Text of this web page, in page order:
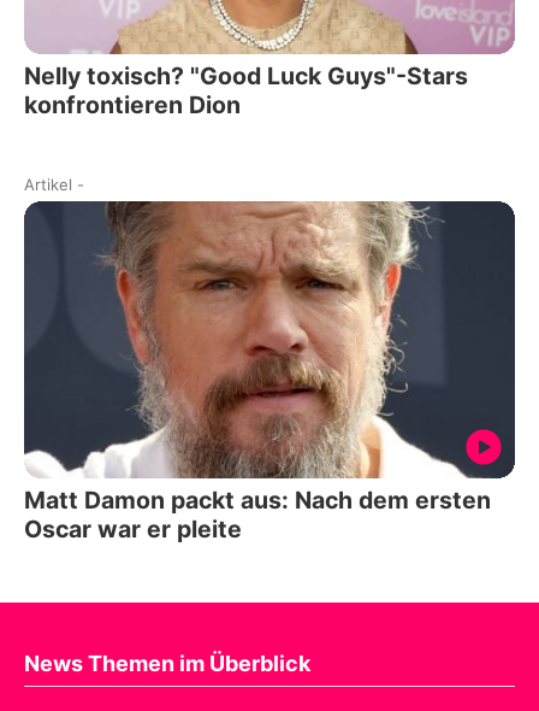
Nelly toxisch? "Good Luck Guys"-Stars
konfrontieren Dion
Artikel -
Matt Damon packt aus: Nach dem ersten
Oscar war er pleite
News Themen im Überblick